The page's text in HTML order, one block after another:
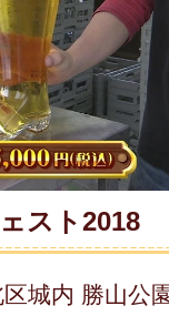
スト2018
区城内 勝山公